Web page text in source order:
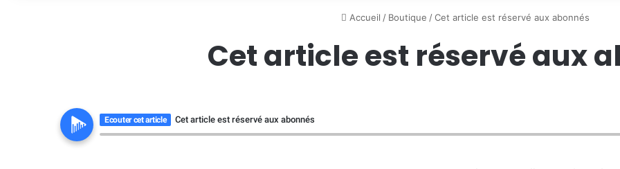
Accueil / Boutique / Cet article est réservé aux abonnés
Cet article est réservé aux
Ecouter cet article Cet article est réservé aux abonnés